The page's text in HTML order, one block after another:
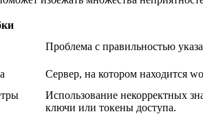
Проблема с правильностью
Сервер, на котором находится
Использование некорректных
ключи или токены доступа.